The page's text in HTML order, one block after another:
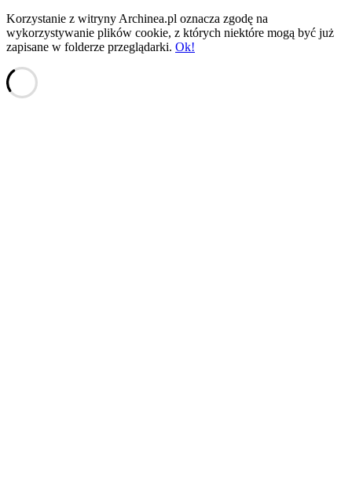
Korzystanie z witryny Archinea.pl oznacza zgodę na
wykorzystywanie plików cookie, z których niektóre mogą być już
zapisane w folderze przeglądarki. Ok!